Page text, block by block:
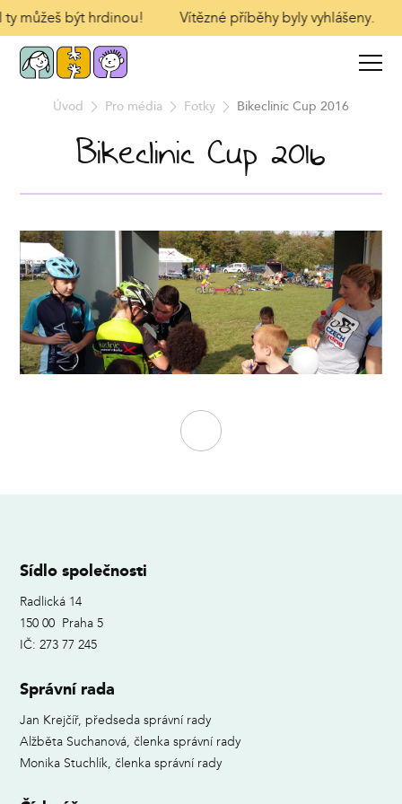
můžeš být hrdinou! Vítězné příběhy byly vyhlášeny.
Úvod Pro média Fotky Bikeclinic Cup 2016
Bikeclinic Cup 2016
Sídlo společnosti
Radlická 14
150 00 Praha 5
IČ: 273 77 245
Správní rada
Jan Krejčíř, předseda správní rady
Alžběta Suchanová, členka správní rady
Monika Stuchlík, členka správní rady